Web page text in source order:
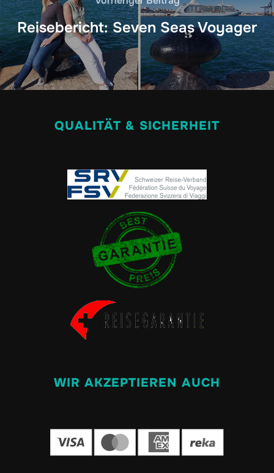
Reisebericht: Seven Seas Voyager
QUALITÄT & SICHERHEIT
WIR AKZEPTIEREN AUCH